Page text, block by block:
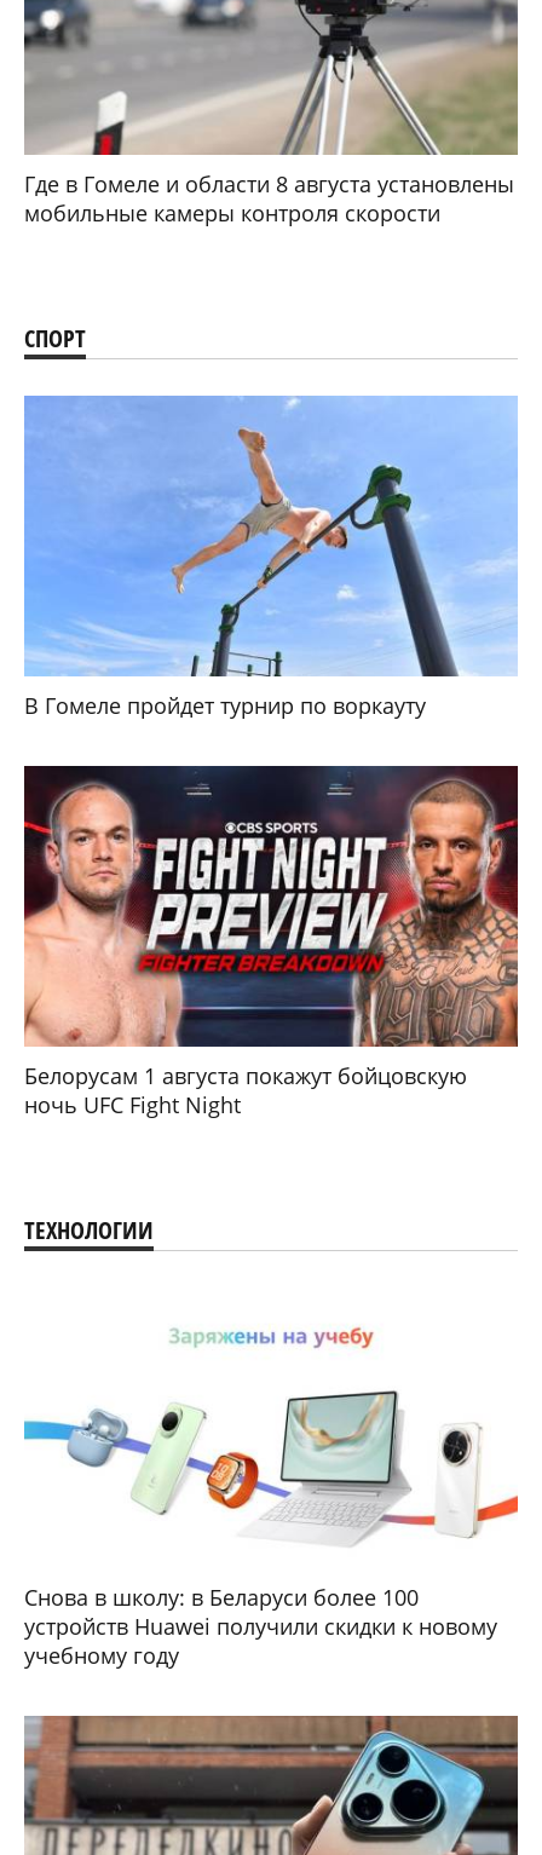
Где в Гомеле и области 8 августа установлены
мобильные камеры контроля скорости
СПОРТ
В Гомеле пройдет турнир по воркауту
Белорусам 1 августа покажут бойцовскую
ночь UFC Fight Night
ТЕХНОЛОГИИ
Снова в школу: в Беларуси более 100
устройств Huawei получили скидки к новому
учебному году